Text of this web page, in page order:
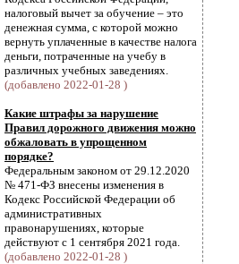
налоговый вычет за обучение – это
денежная сумма, с которой можно
вернуть уплаченные в качестве налога
деньги, потраченные на учебу в
различных учебных заведениях.
(добавлено 2022-01-28 )
Какие штрафы за нарушение
Правил дорожного движения можно
обжаловать в упрощенном
порядке?
Федеральным законом от 29.12.2020
№ 471-ФЗ внесены изменения в
Кодекс Российской Федерации об
административных
правонарушениях, которые
действуют с 1 сентября 2021 года.
(добавлено 2022-01-28 )